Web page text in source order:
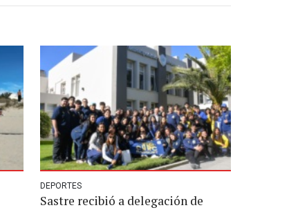
DEPORTES
Sastre recibió a delegación de